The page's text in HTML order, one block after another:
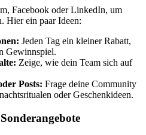
Facebook oder LinkedIn, um
Hier ein paar Ideen:
Jeden Tag ein kleiner Rabatt,
Gewinnspiel.
Zeige, wie dein Team sich auf
Posts: Frage deine Community
oder Geschenkideen.